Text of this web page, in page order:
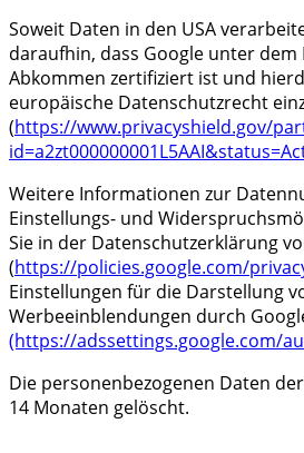
Soweit Daten in den USA
daraufhin, dass Google unter dem
Abkommen zertifiziert ist und
europäische Datenschutzrecht
(https://www.privacyshield.gov/
Weitere Informationen zur
Einstellungs- und
Sie in der Datenschutzerklärung
(https://policies.google.com/
Einstellungen für die Darstellung
Werbeeinblendungen durch
(https://adssettings.google.com/
Die personenbezogenen Daten
14 Monaten gelöscht.